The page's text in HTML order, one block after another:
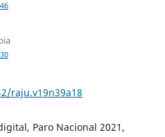
raju.v19n39a18
Paro Nacional 2021,